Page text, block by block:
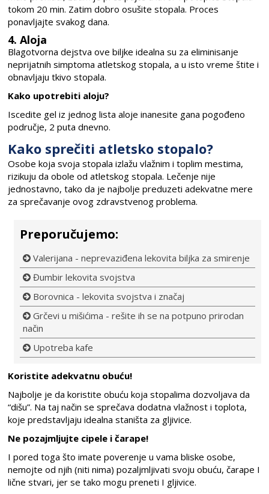
tokom 20 min. Zatim dobro osušite stopala. Proces
ponavljajte svakog dana.
4. Aloja
Blagotvorna dejstva ove biljke idealna su za eliminisanje
neprijatnih simptoma atletskog stopala, a u isto vreme štite i
obnavljaju tkivo stopala.
Kako upotrebiti aloju?
Iscedite gel iz jednog lista aloje inanesite gana pogođeno
područje, 2 puta dnevno.
Kako sprečiti atletsko stopalo?
Osobe koja svoja stopala izlažu vlažnim i toplim mestima,
rizikuju da obole od atletskog stopala. Lečenje nije
jednostavno, tako da je najbolje preduzeti adekvatne mere
za sprečavanje ovog zdravstvenog problema.
Preporučujemo:
Valerijana - neprevaziđena lekovita biljka za smirenje
Đumbir lekovita svojstva
Borovnica - lekovita svojstva i značaj
Grčevi u mišićima - rešite ih se na potpuno prirodan
način
Upotreba kafe
Koristite adekvatnu obuću!
Najbolje je da koristite obuću koja stopalima dozvoljava da
“dišu”. Na taj način se sprečava dodatna vlažnost i toplota,
koje predstavljaju idealna staništa za gljivice.
Ne pozajmljujte cipele i čarape!
I pored toga što imate poverenje u vama bliske osobe,
nemojte od njih (niti nima) pozaljmljivati svoju obuću, čarape I
lične stvari, jer se tako mogu preneti I gljivice.